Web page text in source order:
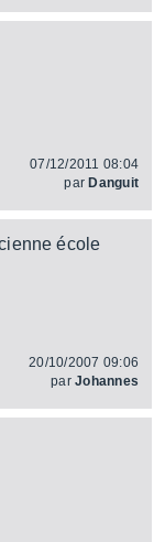
07/12/2011 08:04
par Danguit
école
20/10/2007 09:06
parJohannes